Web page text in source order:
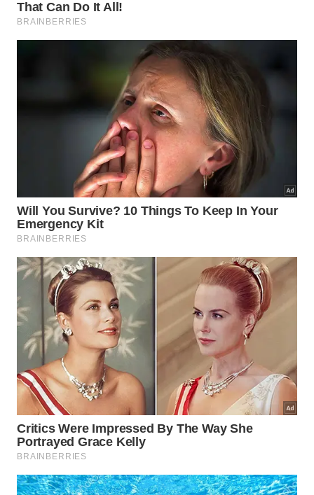
Desenvolver resiliência na atualidade exige uma
fraquezas ou hesitações. O profundoestoicismo
ensina que a dor é inevitável, mas o
sofrimento prolongado é uma escolha da mente
destreinada. Assumir a responsabilidade total pelas
suas próprias escolhas diárias fortalece o seu
perante as reviravoltas da vida